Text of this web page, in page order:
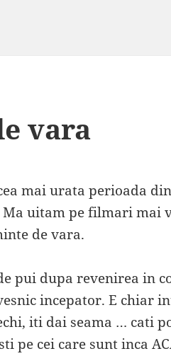
vara
mai urata perioada
uitam pe filmari mai
de vara.
pui dupa revenirea in
incepator. E chiar
iti dai seama … cati
pe cei care sunt inca